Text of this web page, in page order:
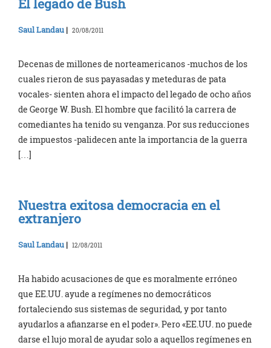
El legado de Bush
Saul Landau | 20/08/2011
Decenas de millones de norteamericanos -muchos de los
cuales rieron de sus payasadas y meteduras de pata
vocales- sienten ahora el impacto del legado de ocho años
de George W. Bush. El hombre que facilitó la carrera de
comediantes ha tenido su venganza. Por sus reducciones
de impuestos -palidecen ante la importancia de la guerra
[…]
Nuestra exitosa democracia en el
extranjero
Saul Landau | 12/08/2011
Ha habido acusaciones de que es moralmente erróneo
que EE.UU. ayude a regímenes no democráticos
fortaleciendo sus sistemas de seguridad, y por tanto
ayudarlos a afianzarse en el poder». Pero «EE.UU. no puede
darse el lujo moral de ayudar solo a aquellos regímenes en